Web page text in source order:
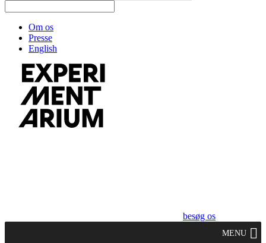
Om os
Presse
English
besøg os
MENU